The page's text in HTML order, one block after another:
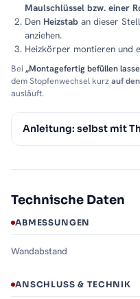
Maulschlüssel bzw. einer
Den Heizstab an dieser
anziehen.
Heizkörper montieren und
Bei „Montagefertig befüllen
dem Stopfenwechsel kurzauf
ausläuft.
Anleitung: selbst mit
Technische Daten
ABMESSUNGEN
Wandabstand
ANSCHLUSS & TECHNIK